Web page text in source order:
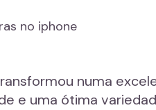
numa
e uma ótima